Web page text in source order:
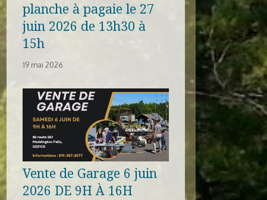
planche à pagaie le 27
juin 2026 de 13h30 à
15h
19 mai 2026
Vente de Garage 6 juin
2026 DE 9H À 16H